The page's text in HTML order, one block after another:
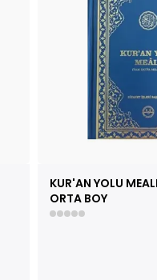
KUR'AN YOLU
ORTA BOY